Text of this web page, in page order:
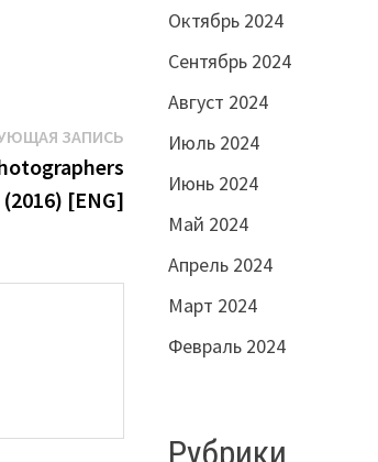
ЗАПИСЬСледующая
запись:
(2016) [ENG]
Октябрь 2024
Сентябрь 2024
Август 2024
Июль 2024
Июнь 2024
Май 2024
Апрель 2024
Март 2024
Февраль 2024
Рубрики